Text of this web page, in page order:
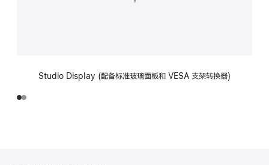
Studio Display (配备标准玻璃面板和 VESA 支架转换器)